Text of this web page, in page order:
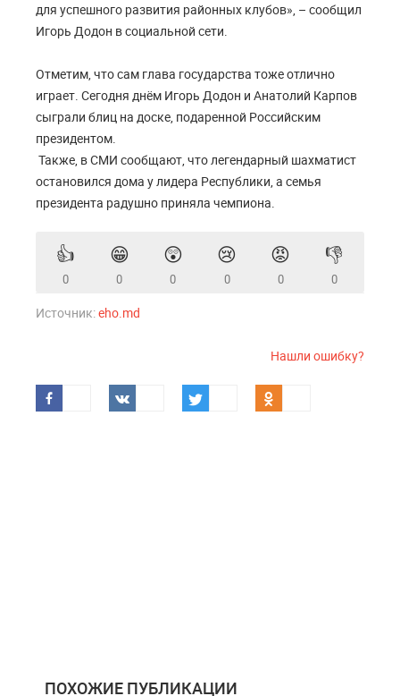
для успешного развития районных клубов», – сообщил
Игорь Додон в социальной сети.
Отметим, что сам глава государства тоже отлично
играет. Сегодня днём Игорь Додон и Анатолий Карпов
сыграли блиц на доске, подаренной Российским
президентом.
Также, в СМИ сообщают, что легендарный шахматист
остановился дома у лидера Республики, а семья
президента радушно приняла чемпиона.
👍
0
😁
0
😲
0
😢
0
😡
0
👎
0
Источник:eho.md
Нашли ошибку?
ПОХОЖИЕ ПУБЛИКАЦИИ